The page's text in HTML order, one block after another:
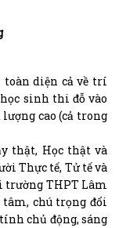
toàn diện cả về trí
sinh thi đỗ vào
cao (cả trong
thật, Học thật và
Thực tế, Tử tế và
trường THPT Lâm
chú trọng đổi
chủ động, sáng